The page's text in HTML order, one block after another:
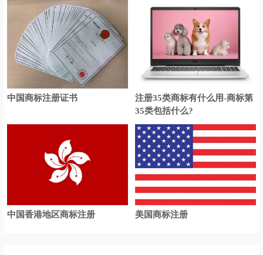
中国商标注册证书
注册35类商标有什么用-商标第
35类包括什么?
中国香港地区商标注册 美国商标注册